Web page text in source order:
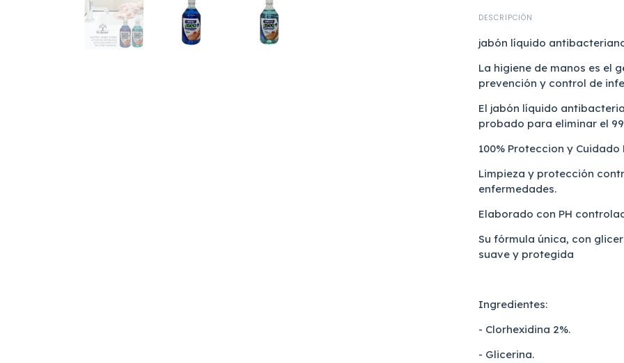
DESCRIPCIÓN
jabón líquido
La higiene de manos es el
prevención y control de
El jabón líquido
probado para eliminar el
100% Proteccion y
Limpieza y protección
enfermedades.
Elaborado con PH
Su fórmula única, con
suave y protegida
Ingredientes:
- Clorhexidina 2%.
- Glicerina.